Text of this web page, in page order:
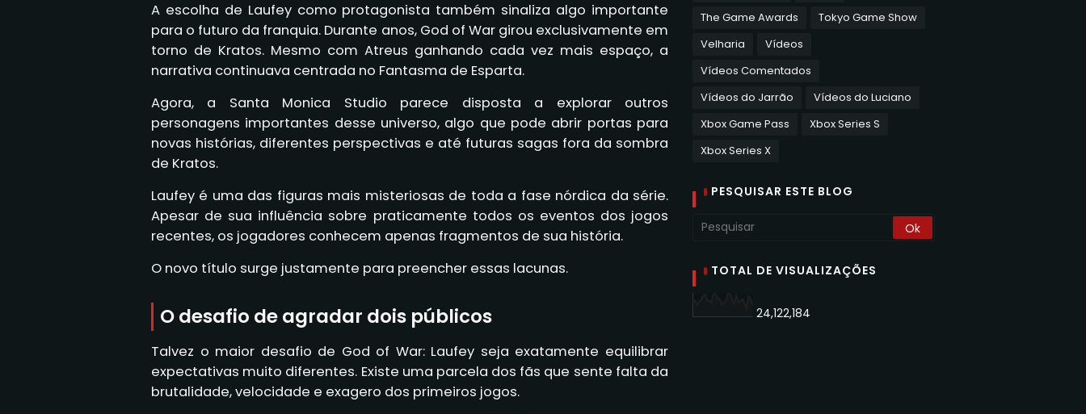
A escolha de Laufey como protagonista também sinaliza algo importante
para o futuro da franquia. Durante anos, God of War girou exclusivamente em
torno de Kratos. Mesmo com Atreus ganhando cada vez mais espaço, a
narrativa continuava centrada no Fantasma de Esparta.
Agora, a Santa Monica Studio parece disposta a explorar outros
personagens importantes desse universo, algo que pode abrir portas para
novas histórias, diferentes perspectivas e até futuras sagas fora da sombra
de Kratos.
Laufey é uma das figuras mais misteriosas de toda a fase nórdica da série.
Apesar de sua influência sobre praticamente todos os eventos dos jogos
recentes, os jogadores conhecem apenas fragmentos de sua história.
O novo título surge justamente para preencher essas lacunas.
O desafio de agradar dois públicos
Talvez o maior desafio de God of War: Laufey seja exatamente equilibrar
expectativas muito diferentes. Existe uma parcela dos fãs que sente falta da
brutalidade, velocidade e exagero dos primeiros jogos.
The Game Awards
Tokyo Game Show
Velharia
Vídeos
Vídeos Comentados
Vídeos do Jarrão
Vídeos do Luciano
Xbox Game Pass
Xbox Series S
Xbox Series X
PESQUISAR ESTE BLOG
TOTAL DE VISUALIZAÇÕES
24,122,184